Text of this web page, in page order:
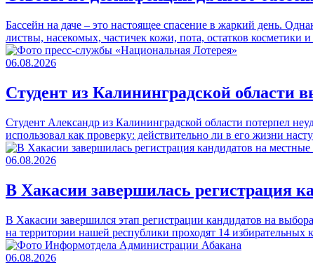
Бассейн на даче – это настоящее спасение в жаркий день.
листвы, насекомых, частичек кожи, пота, остатков
06.08.2026
Студент из Калининградской области
Студент Александр из Калининградской области потерпел
использовал как проверку: действительно ли в его жизни
06.08.2026
В Хакасии завершилась регистрация
В Хакасии завершился этап регистрации кандидатов на
на территории нашей республики проходят 14
06.08.2026